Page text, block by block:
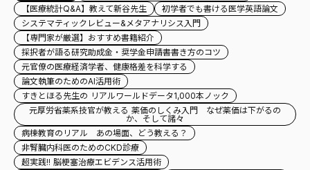
【医療統計Q&A】教えて新谷先生
初学者でも書ける医学英語論文
システマティックレビュー&メタアナリシス入門
【専門家が厳選】おすすめ書籍紹介
採択者が語る研究助成金・奨学金申請書書き方のコツ
元官僚の医療経済学者、健康格差を科学する
論文執筆のためのAI活用術
すきとほる先生の リアルワールドデータ1,000本ノック
元厚労省薬系技官が教える 薬価のしくみ入門 なぜ薬価は下がるの
か、そして諸々
病棟教育のリアル あの場面、どう教える？
非腎臓内科医のためのCKD診療
超実践!! 脳梗塞治療エビデンス活用術